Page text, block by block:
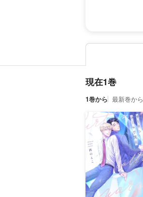
現在1巻
1巻から 最新巻から